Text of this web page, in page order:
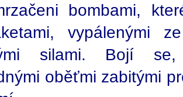
bombami,
vypálenými
silami. Bojí
oběťmi zabitými